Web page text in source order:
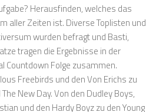
Herausfinden, welches das
aller Zeiten ist. Diverse Toplisten und
wurden befragt und Basti,
tragen die Ergebnisse in der
Countdown Folge zusammen.
Freebirds und den Von Erichs zu
New Day. Von den Dudley Boys,
und den Hardy Boyz zu den Young